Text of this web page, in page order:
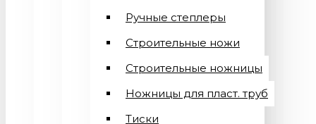
Ручные степлеры
Строительные ножи
Строительные ножницы
Ножницы для пласт. труб
Тиски